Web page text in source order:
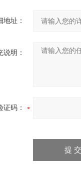
地址：
说明：
证码：